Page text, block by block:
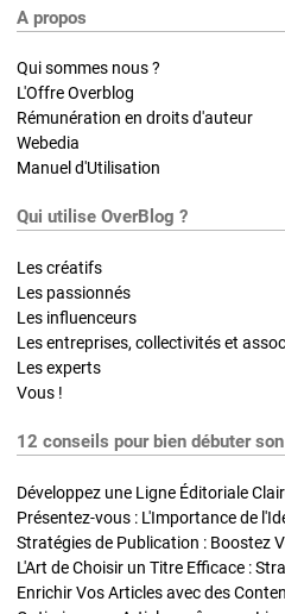
A propos
Qui sommes nous ?
L'Offre Overblog
Rémunération en droits d'auteur
Webedia
Manuel d'Utilisation
Qui utilise OverBlog ?
Les créatifs
Les passionnés
Les influenceurs
Les entreprises, collectivités et
Les experts
Vous !
12 conseils pour bien débuter
Développez une Ligne Éditoriale
Présentez-vous : L'Importance de
L'Art de Choisir un Titre Efficace :